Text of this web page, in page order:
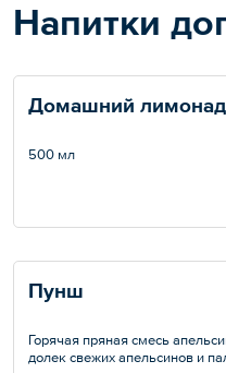
Напитки
Домашний лимонад
500 мл
Пунш
Горячая пряная смесь
долек свежих апельсинов и